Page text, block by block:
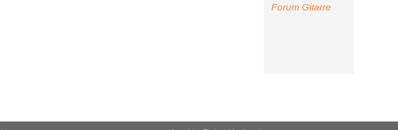
Forum Gitarre